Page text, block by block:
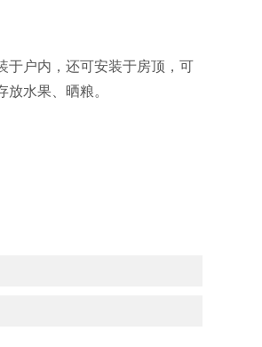
于户内，还可安装于房顶，可
水果、晒粮。